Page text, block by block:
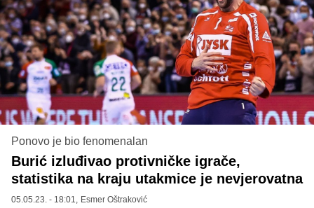
Ponovo je bio fenomenalan
Burić izluđivao protivničke igrače,
statistika na kraju utakmice je nevjerovatna
05.05.23. - 18:01, Esmer Oštraković